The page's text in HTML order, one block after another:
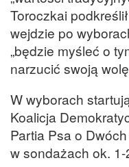
Toroczkai
wejdzie po
„będzie myśleć o
narzucić swoją
W wyborach
Koalicja
Partia Psa o
w sondażach ok.